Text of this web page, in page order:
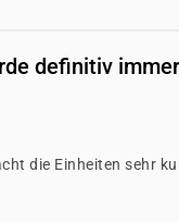
definitiv
die Einheiten sehr